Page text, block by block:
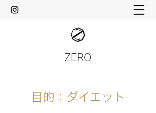
ZERO
目的：ダイエット